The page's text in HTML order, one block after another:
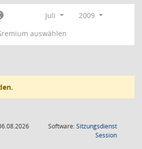
Juli
2009
auswählen
Software:Sitzungsdienst
Session(Wird in